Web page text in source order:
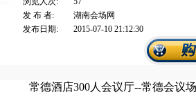
发 布 者:
湖南会场网
发布日期:
2015-07-10 21:12:30
常德酒店300人会议厅--常德会议